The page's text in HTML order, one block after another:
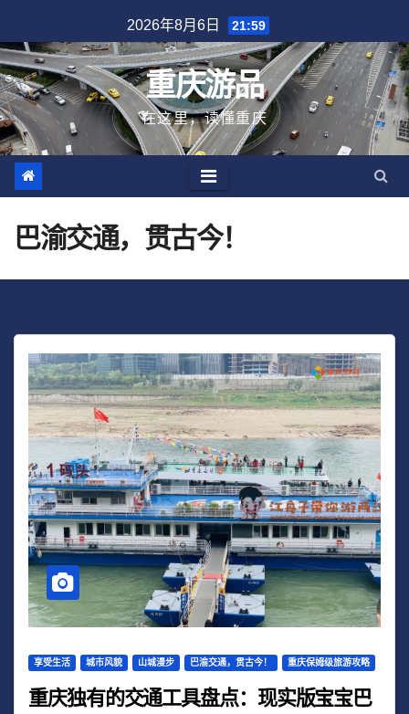
至
内
容
2026年8月6日 21:59
重庆游品
在这里，读懂重庆
巴渝交通，贯古今！
享受生活 城市风貌 山城漫步 巴渝交通，贯古今！ 重庆保姆级旅游攻略
重庆独有的交通工具盘点：现实版宝宝巴